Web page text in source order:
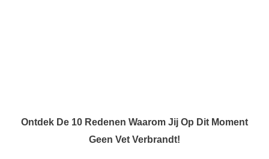
Ontdek De 10 Redenen Waarom Jij Op Dit Moment
Geen Vet Verbrandt!